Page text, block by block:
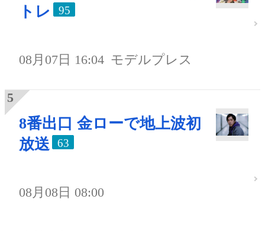
トレ
95
08月07日 16:04 モデルプレス
8番出口 金ローで地上波初
放送
63
08月08日 08:00